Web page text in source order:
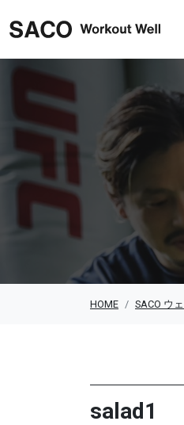
SACO ウェ
HOME SACO ウ
salad1